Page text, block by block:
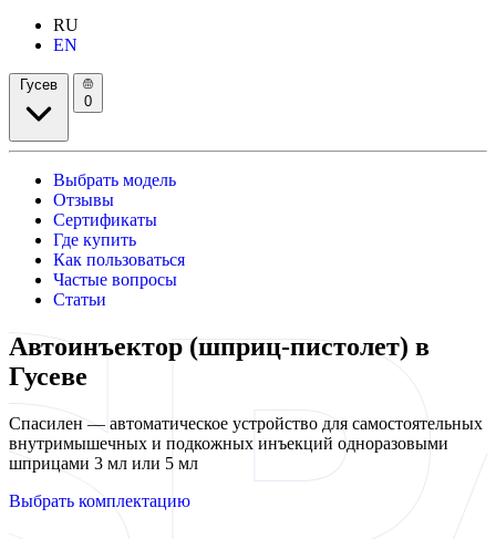
RU
EN
Гусев
0
Выбрать модель
Отзывы
Сертификаты
Где купить
Как пользоваться
Частые вопросы
Статьи
Автоинъектор (шприц-пистолет) в
Гусеве
Спасилен — автоматическое устройство для самостоятельных
внутримышечных и подкожных инъекций одноразовыми
шприцами 3 мл или 5 мл
Выбрать комплектацию